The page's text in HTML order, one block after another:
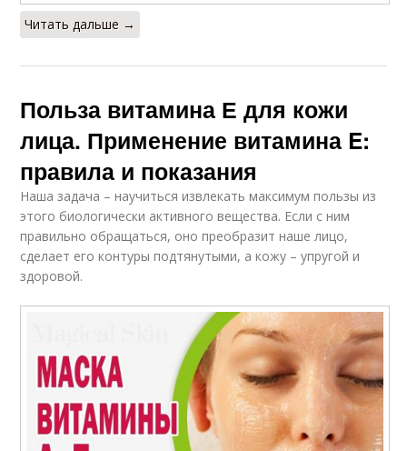
Читать дальше →
Польза витамина Е для кожи
лица. Применение витамина E:
правила и показания
Наша задача – научиться извлекать максимум пользы из
этого биологически активного вещества. Если с ним
правильно обращаться, оно преобразит наше лицо,
сделает его контуры подтянутыми, а кожу – упругой и
здоровой.